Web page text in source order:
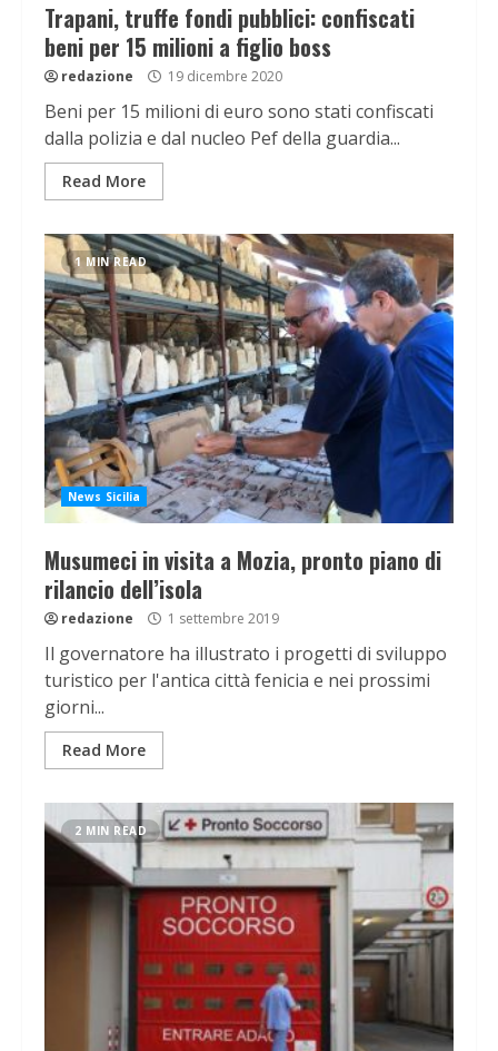
Trapani, truffe fondi pubblici: confiscati
beni per 15 milioni a figlio boss
redazione 19 dicembre 2020
Beni per 15 milioni di euro sono stati confiscati
dalla polizia e dal nucleo Pef della guardia...
Read More
1 MIN READ
News Sicilia
Musumeci in visita a Mozia, pronto piano di
rilancio dell’isola
redazione 1 settembre 2019
Il governatore ha illustrato i progetti di sviluppo
turistico per l'antica città fenicia e nei prossimi
giorni...
Read More
2 MIN READ